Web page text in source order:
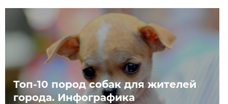
Топ-10 пород собак для жителей
города. Инфографика